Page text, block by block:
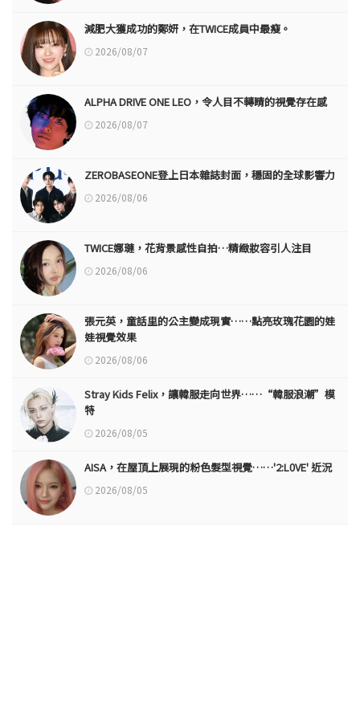
減肥大獲成功的鄭妍，在TWICE成員中最瘦。
2026/08/07
ALPHA DRIVE ONE LEO，令人目不轉睛的視覺存在感
2026/08/07
ZEROBASEONE登上日本雜誌封面，穩固的全球影響力
2026/08/06
TWICE娜璉，花背景感性自拍…精緻妝容引人注目
2026/08/06
張元英，童話里的公主變成現實……點亮玫瑰花園的娃
娃視覺效果
2026/08/06
Stray Kids Felix，讓韓服走向世界……“韓服浪潮”模
特
2026/08/05
AISA，在屋頂上展現的粉色髮型視覺……'2:L0VE' 近況
2026/08/05